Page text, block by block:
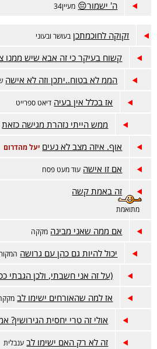
ה' ישמור😔 מעיין34
זקוקה לחוכמתכן בעושר ובעוני
קשוח בעיקר כי זה אבא שיש ממנו
הממ לא בטוח..יתכן וזה לא אישה
אז בכלל אין בעיה דיאט ספרייט
ממש הייתי נזהרת מגישה כזאת
אוף. איזה מצב לא נעים יעל מהדרום
אם זו אישה עוד מעט פסח
זה באמת קשה
מתואמת
אם ממה שאני מבינה מקקה
יכול להיות גם כהן עם גרושה
(על זה אני חשבתי, ולכן הגבתי
אז למה שהאורחים ישימו לב
אולי זה טרי יחסית הגירושין?
זה לא רק האם ישימו לב ענבלית